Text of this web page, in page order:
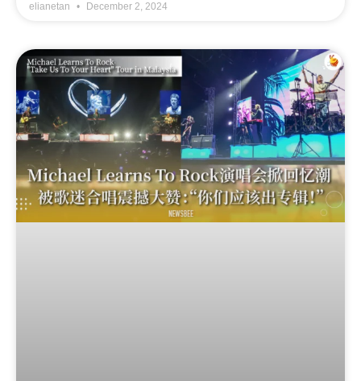
elianetan December 2, 2024